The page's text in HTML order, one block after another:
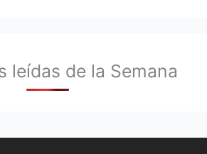
leídas de la Semana